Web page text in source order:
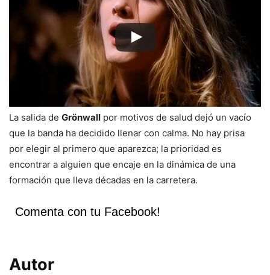
La salida de Grönwall por motivos de salud dejó un vacío
que la banda ha decidido llenar con calma. No hay prisa
por elegir al primero que aparezca; la prioridad es
encontrar a alguien que encaje en la dinámica de una
formación que lleva décadas en la carretera.
Comenta con tu Facebook!
Autor